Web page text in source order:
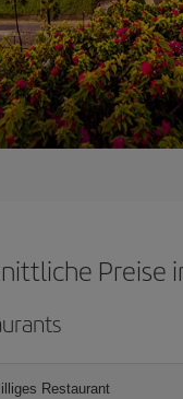
Preise
Restaurant